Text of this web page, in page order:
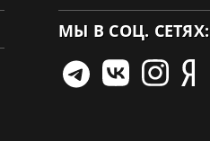
МЫ В СОЦ. СЕТЯХ: